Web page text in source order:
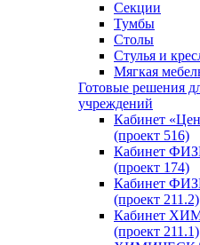
Секции
Тумбы
Столы
Стулья и
Мягкая
Готовые решения
учреждений
Кабинет
(проект 516)
Кабинет
(проект 174)
Кабинет
(проект 211.2)
Кабинет
(проект 211.1)